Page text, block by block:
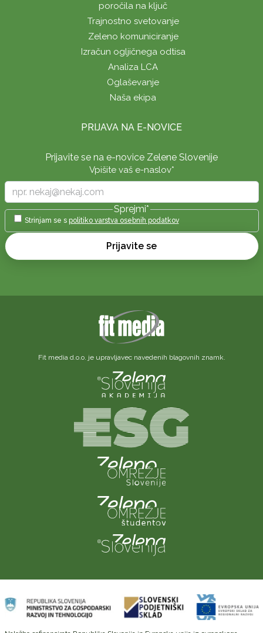
poročila na ključ
Trajnostno svetovanje
Zeleno komuniciranje
Izračun ogljičnega odtisa
Analiza LCA
Oglaševanje
Naša ekipa
PRIJAVA NA E-NOVICE
Prijavite se na e-novice Zelene Slovenije
Vpišite vaš e-naslov*
Sprejmi*
Strinjam se s politiko varstva osebnih podatkov
Prijavite se
Fit media d.o.o. je upravljavec navedenih blagovnih znamk.